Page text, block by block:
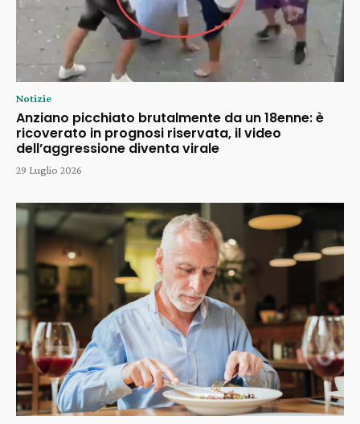
Notizie
Anziano picchiato brutalmente da un 18enne: è
ricoverato in prognosi riservata, il video
dell’aggressione diventa virale
29 Luglio 2026